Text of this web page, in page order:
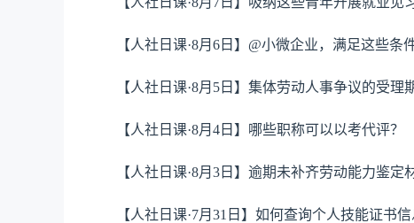
【人社日课·8月6日】@小微企业，满足这些条
【人社日课·8月5日】集体劳动人事争议的受理
【人社日课·8月4日】哪些职称可以以考代评？
【人社日课·8月3日】逾期未补齐劳动能力鉴定
【人社日课·7月31日】如何查询个人技能证书信